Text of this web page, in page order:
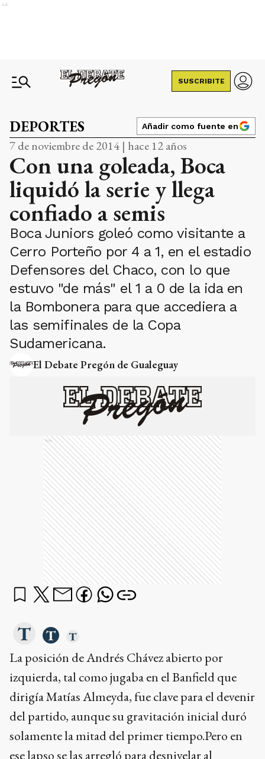
Ads
SUSCRIBITE
DEPORTES Añadir como fuente en
7 de noviembre de 2014 | hace 12 años
Con una goleada, Boca
liquidó la serie y llega
confiado a semis
Boca Juniors goleó como visitante a
Cerro Porteño por 4 a 1, en el estadio
Defensores del Chaco, con lo que
estuvo "de más" el 1 a 0 de la ida en
la Bombonera para que accediera a
las semifinales de la Copa
Sudamericana.
El Debate Pregón de Gualeguay
Ads
La posición de Andrés Chávez abierto por
izquierda, tal como jugaba en el Banfield que
dirigía Matías Almeyda, fue clave para el devenir
del partido, aunque su gravitación inicial duró
solamente la mitad del primer tiempo.Pero en
ese lapso se las arregló para desnivelar al